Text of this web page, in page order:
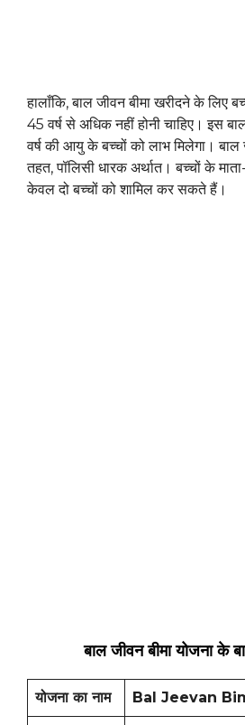
हालाँकि, बाल जीवन बीमा खरीदने के लिए
45 वर्ष से अधिक नहीं होनी चाहिए। इस
वर्ष की आयु के बच्चों को लाभ मिलेगा। बाल
तहत, पॉलिसी धारक अर्थात। बच्चों के
केवल दो बच्चों को शामिल कर सकते हैं।
बाल जीवन बीमा योजना के
योजना का नाम Bal Jeevan